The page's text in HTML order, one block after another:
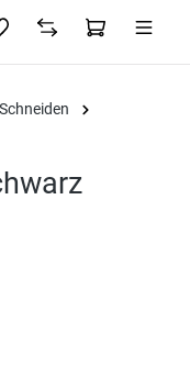
Schneiden